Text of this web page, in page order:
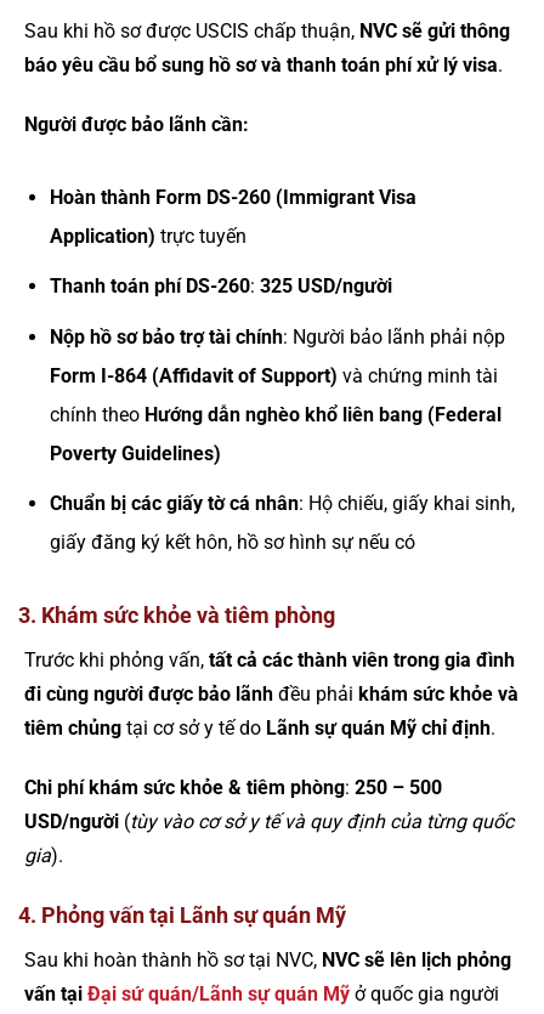
Sau khi hồ sơ được USCIS chấp thuận, NVC sẽ gửi thông
báo yêu cầu bổ sung hồ sơ và thanh toán phí xử lý visa.
Người được bảo lãnh cần:
Hoàn thành Form DS-260 (Immigrant Visa
Application) trực tuyến
Thanh toán phí DS-260: 325 USD/người
Nộp hồ sơ bảo trợ tài chính: Người bảo lãnh phải nộp
Form I-864 (Affidavit of Support) và chứng minh tài
chính theo Hướng dẫn nghèo khổ liên bang (Federal
Poverty Guidelines)
Chuẩn bị các giấy tờ cá nhân: Hộ chiếu, giấy khai sinh,
giấy đăng ký kết hôn, hồ sơ hình sự nếu có
3. Khám sức khỏe và tiêm phòng
Trước khi phỏng vấn, tất cả các thành viên trong gia đình
đi cùng người được bảo lãnh đều phải khám sức khỏe và
tiêm chủng tại cơ sở y tế do Lãnh sự quán Mỹ chỉ định.
Chi phí khám sức khỏe & tiêm phòng: 250 – 500
USD/người (tùy vào cơ sở y tế và quy định của từng quốc
gia).
4. Phỏng vấn tại Lãnh sự quán Mỹ
Sau khi hoàn thành hồ sơ tại NVC, NVC sẽ lên lịch phỏng
vấn tại Đại sứ quán/Lãnh sự quán Mỹ ở quốc gia người